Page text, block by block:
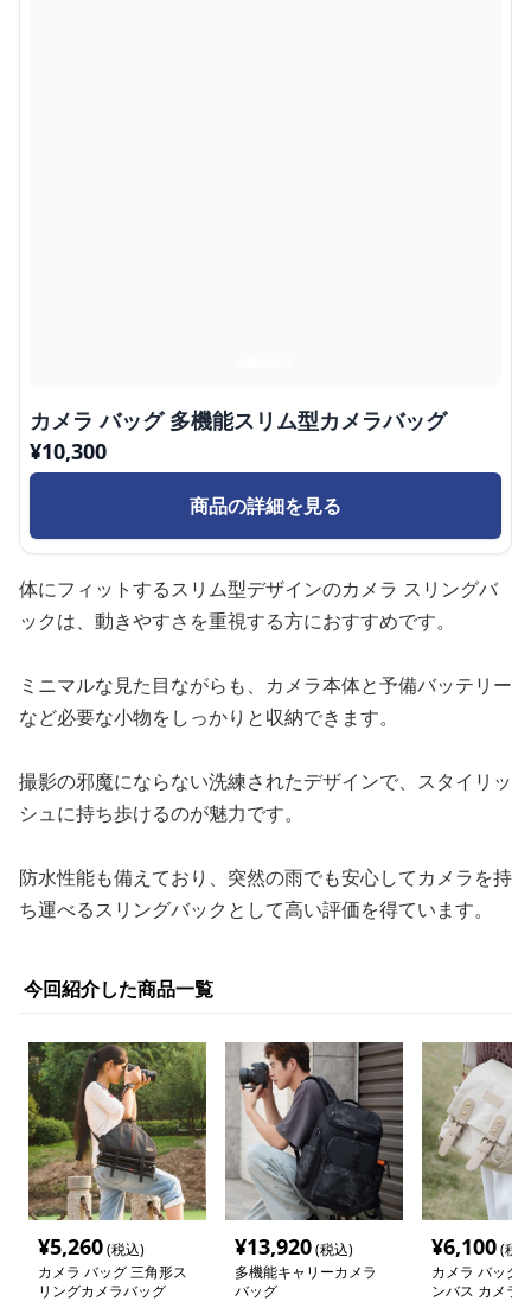
カメラ バッグ 多機能スリム型カメラバッグ
¥10,300
商品の詳細を見る
体にフィットするスリム型デザインのカメラ スリングバ
ックは、動きやすさを重視する方におすすめです。
ミニマルな見た目ながらも、カメラ本体と予備バッテリー
など必要な小物をしっかりと収納できます。
撮影の邪魔にならない洗練されたデザインで、スタイリッ
シュに持ち歩けるのが魅力です。
防水性能も備えており、突然の雨でも安心してカメラを持
ち運べるスリングバックとして高い評価を得ています。
今回紹介した商品一覧
¥5,260(税込)
カメラ バッグ 三角形ス
リングカメラバッグ
¥13,920(税込)
多機能キャリーカメラ
バッグ
¥6,100(税
カメラ バッグ
ンバス カメラ